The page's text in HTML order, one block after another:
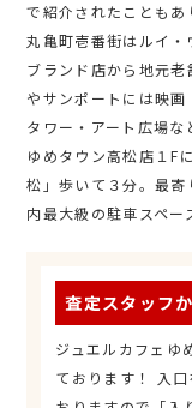
で紹介されたこともあ
丸亀町壱番街はルイ
ブランド店から地元
やサンポートには映
タワー・アート広場
ゆめタウン高松店１F
松」歩いて３分。最
内最大級の駐車スペー
査定スタッフ
ジュエルカフェゆ
ております！ 入